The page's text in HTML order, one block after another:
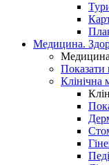
Медицина.
Показати
Клінічна